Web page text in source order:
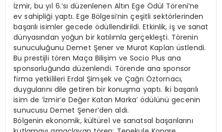
İzmir, bu yıl 6.’sı düzenlenen Altın Ege Ödül Töreni’ne
ev sahipliği yaptı. Ege Bölgesi’nin çeşitli sektörlerinden
başarılı isimler gecede ödüllendirildi. Etkinlik, iş ve sanat
dünyasından yoğun bir katılımla gerçekleşti. Törenin
sunuculuğunu Demet Şener ve Murat Kaplan üstlendi.
Bu prestijli tören Maça Bilişim ve Socio Plus ana
sponsorluğunda düzenlendi. Törende ana sponsor
firma yetkilileri Erdal Şimşek ve Çağrı Öztornacı,
duygularını dile getiren bir konuşma yaptı. İki başarılı
isim de ‘İzmir’e Değer Katan Marka’ ödülünü gecenin
sunucusu Demet Şener’den aldı.
Bölgenin ekonomik, kültürel ve sanatsal başarılarını